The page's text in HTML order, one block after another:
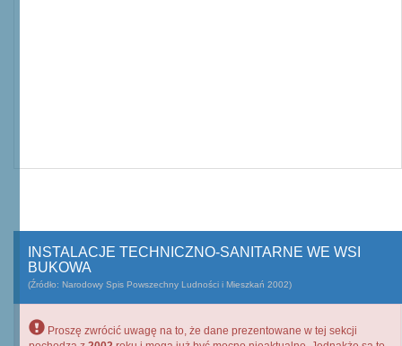
INSTALACJE TECHNICZNO-SANITARNE WE WSI
BUKOWA
(Źródło: Narodowy Spis Powszechny Ludności i Mieszkań 2002)
Proszę zwrócić uwagę na to, że dane prezentowane w tej sekcji